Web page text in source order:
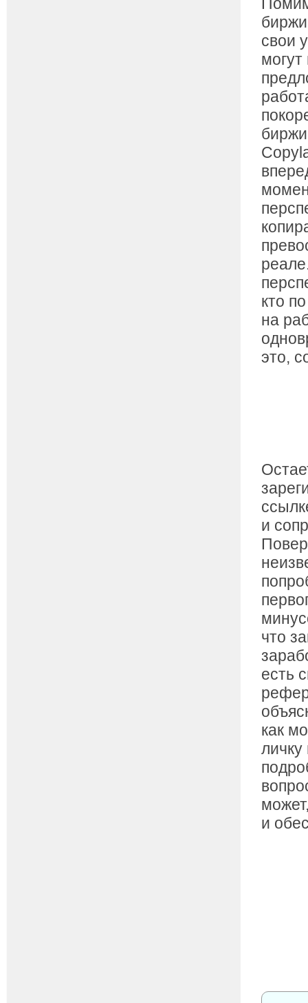
свои
кто
на
это,
и
что
есть
как
личку
и